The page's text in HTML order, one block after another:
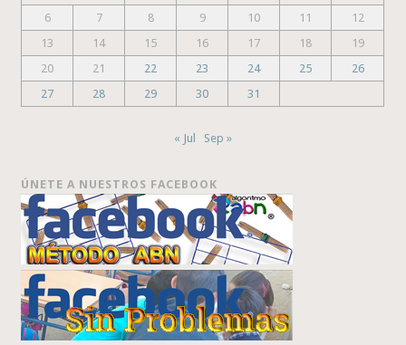
6
7 8 9 10 11
12
13
14 15 16 17 18
19
20
21 22 23 24 25
26
27
28 29 30 31
« Jul Sep »
ÚNETE A NUESTROS FACEBOOK